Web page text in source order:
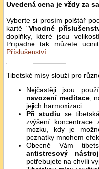
Uvedená cena je vždy za
Vyberte si prosím polštář
kartě "Vhodné
doplňky, které jsou
Případně tak můžete
Příslušenství.
Tibetské mísy slouží pro
Nejčastěji jsou
navození meditace,
jejich harmonizaci.
Při studiu se
zvýšení koncentrace
mozku, kdy je
poznatky mnohem
Obecně Vám
antistresový nástroj
potřebujete na chvíli